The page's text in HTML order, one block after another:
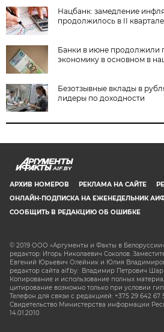
Нацбанк: замедление
продолжилось в II квартале
Банки в июне продолжили
экономику в основном в
Безотзывные вклады в
лидеры по доходности
AIF.BY
АРХИВ НОМЕРОВ РЕКЛАМА НА САЙТЕ
ОНЛАЙН-ПОДПИСКА НА ЕЖЕНЕДЕЛЬНИК
СООБЩИТЬ В РЕДАКЦИЮ ОБ ОШИБКЕ
© 2019 ООО «Аргументы и Факты в
редактор: Игорь Николаевич Соколов.
Евгений Юрьевич Олейник и Юлия
редактор сайта aif.by: Владимир Петрович
Копирование и использование полных
цитирование возможно только при условии
Телефон для связи с редакцией: +375 29 642 67
Свидетельство Министерства информации
14.01.2010